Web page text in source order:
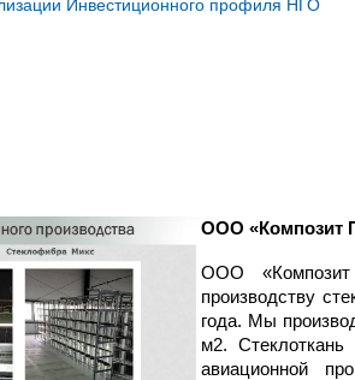
Инвестиционного профиля НГО
ООО «Композит
ООО «Композит
производству
года. Мы
м2. Стеклоткань
авиационной